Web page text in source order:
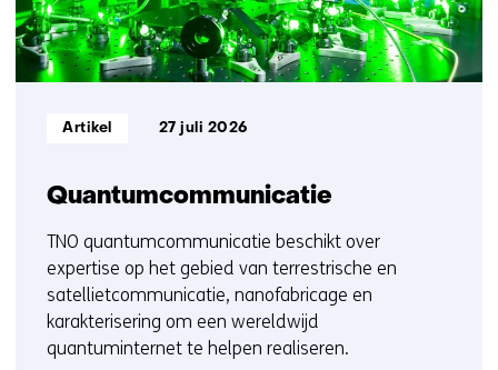
Quantumcommunicatie
Informatietype:
Artikel 27 juli 2026
TNO quantumcommunicatie beschikt over
expertise op het gebied van terrestrische en
satellietcommunicatie, nanofabricage en
karakterisering om een wereldwijd
quantuminternet te helpen realiseren.